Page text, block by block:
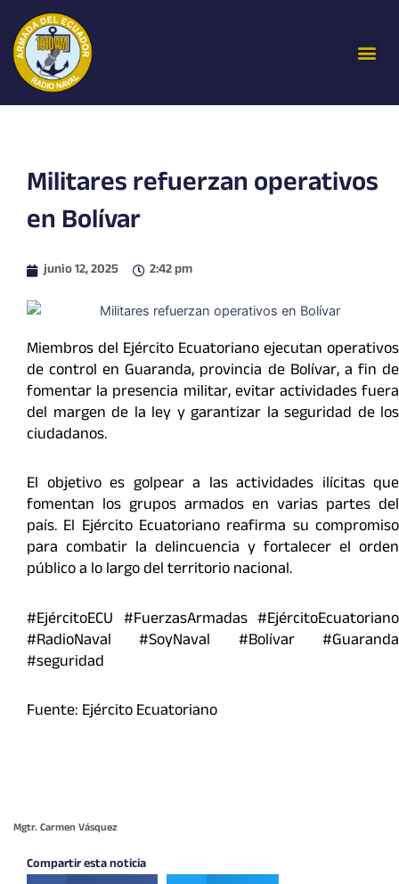
contenido
Militares refuerzan operativos
en Bolívar
junio 12, 2025 2:42 pm
Miembros del Ejército Ecuatoriano ejecutan operativos
de control en Guaranda, provincia de Bolívar, a fin de
fomentar la presencia militar, evitar actividades fuera
del margen de la ley y garantizar la seguridad de los
ciudadanos.
El objetivo es golpear a las actividades ilícitas que
fomentan los grupos armados en varias partes del
país. El Ejército Ecuatoriano reafirma su compromiso
para combatir la delincuencia y fortalecer el orden
público a lo largo del territorio nacional.
#EjércitoECU #FuerzasArmadas #EjércitoEcuatoriano
#RadioNaval #SoyNaval #Bolívar #Guaranda
#seguridad
Fuente: Ejército Ecuatoriano
Mgtr. Carmen Vásquez
Compartir esta noticia